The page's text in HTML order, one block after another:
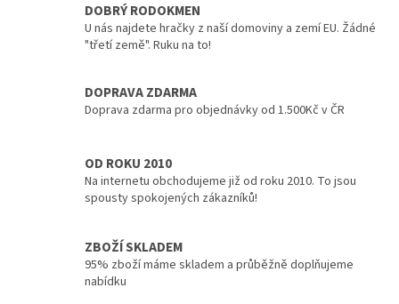
DOBRÝ RODOKMEN
U nás najdete hračky z naší domoviny a zemí EU. Žádné
"třetí země". Ruku na to!
DOPRAVA ZDARMA
Doprava zdarma pro objednávky od 1.500Kč v ČR
OD ROKU 2010
Na internetu obchodujeme již od roku 2010. To jsou
spousty spokojených zákazníků!
ZBOŽÍ SKLADEM
95% zboží máme skladem a průběžně doplňujeme
nabídku